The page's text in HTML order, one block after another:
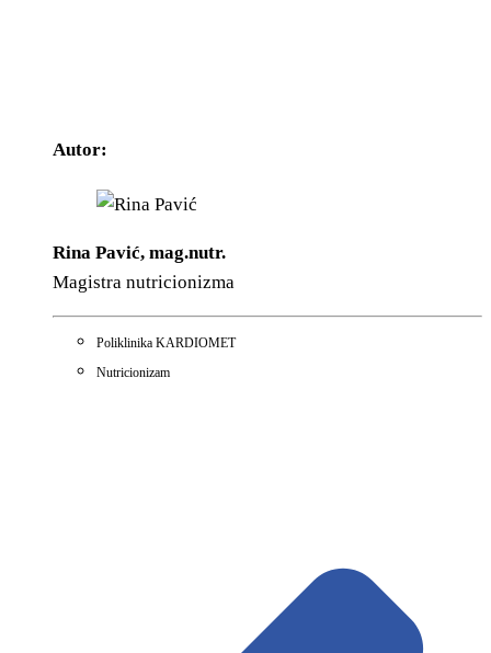
Autor:
Rina Pavić, mag.nutr.
Magistra nutricionizma
Poliklinika KARDIOMET
Nutricionizam